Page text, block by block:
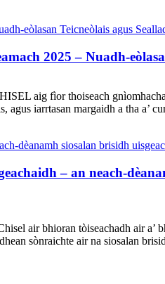
2025 – Nuadh-
aig fìor thoiseach
iarrtasan margaidh a tha a’
– an neach-
air bhioran tòiseachadh air a’
sònraichte air na siosalan